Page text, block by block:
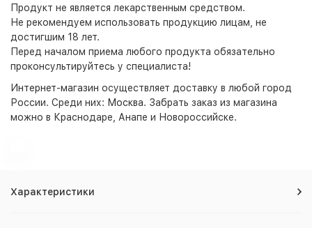
Продукт не является лекарственным средством.
Не рекомендуем использовать продукцию лицам, не
достигшим 18 лет.
Перед началом приема любого продукта обязательно
проконсультируйтесь у специалиста!
Интернет-магазин осуществляет доставку в любой город
России. Среди них: Москва. Забрать заказ из магазина
можно в Краснодаре, Анапе и Новороссийске.
Характеристики